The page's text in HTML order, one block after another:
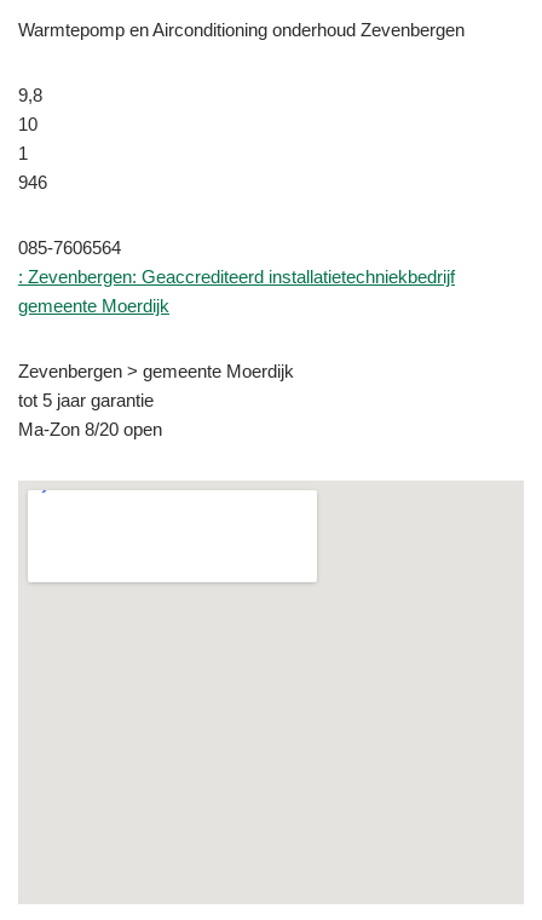
Warmtepomp en Airconditioning onderhoud Zevenbergen
9,8
10
1
946
085-7606564
: Zevenbergen: Geaccrediteerd installatietechniekbedrijf
gemeente Moerdijk
Zevenbergen > gemeente Moerdijk
tot 5 jaar garantie
Ma-Zon 8/20 open